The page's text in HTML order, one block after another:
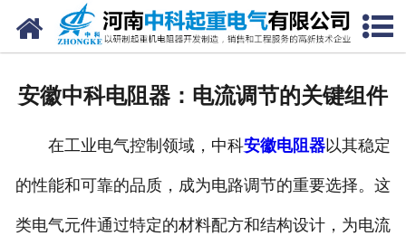
网站首页
安徽中科电阻器：电流调节的关键组件
在工业电气控制领域，中科安徽电阻器以其稳定
的性能和可靠的品质，成为电路调节的重要选择。这
类电气元件通过特定的材料配方和结构设计，为电流